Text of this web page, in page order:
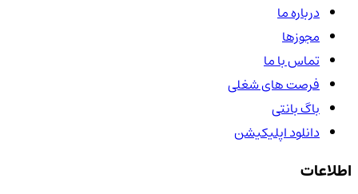
درباره ما
مجوزها
تماس با ما
فرصت های شغلی
باگ بانتی
دانلود اپلیکیشن
اطلاعات